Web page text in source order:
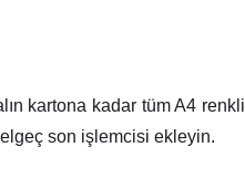
kartona kadar tüm A4 renkli
son işlemcisi ekleyin.